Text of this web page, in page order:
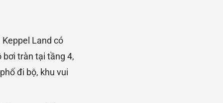
Land có
tràn tại tầng 4,
đi bộ, khu vui